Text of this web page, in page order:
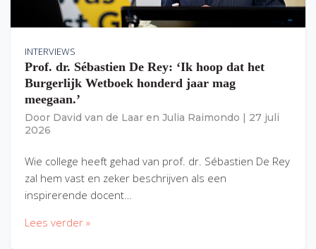
INTERVIEWS
Prof. dr. Sébastien De Rey: ‘Ik hoop dat het
Burgerlijk Wetboek honderd jaar mag
meegaan.’
Door David van de Laar en Julia Raimondo
27 juli
2026
Wie college heeft gehad van prof. dr. Sébastien De Rey
zal hem vast en zeker beschrijven als een
inspirerende docent…
Lees verder »